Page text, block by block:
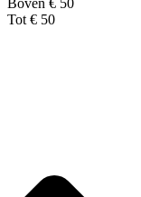
Boven € 50
Tot € 50